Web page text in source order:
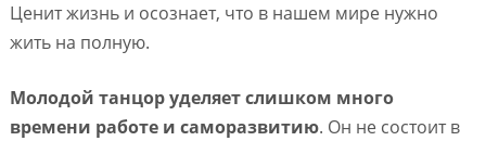
Ценит жизнь и осознает, что в нашем мире нужно
жить на полную.
Молодой танцор уделяет слишком много
времени работе и саморазвитию. Он не состоит в